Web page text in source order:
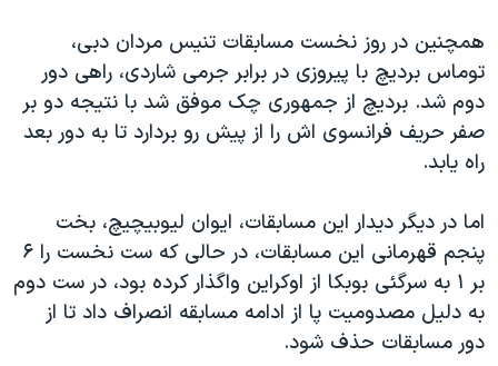
همچنین در روز نخست مسابقات تنیس مردان دبی،
توماس بردیچ با پیروزی در برابر جرمی شاردی، راهی دور
دوم شد. بردیچ از جمهوری چک موفق شد با نتیجه دو بر
صفر حریف فرانسوی اش را از پیش رو بردارد تا به دور بعد
راه یابد.
اما در دیگر دیدار این مسابقات، ایوان لیوبیچیچ، بخت
پنجم قهرمانی این مسابقات، در حالی که ست نخست را ۶
بر ۱ به سرگئی بوبکا از اوکراین واگذار کرده بود، در ست دوم
به دلیل مصدومیت پا از ادامه مسابقه انصراف داد تا از
دور مسابقات حذف شود.